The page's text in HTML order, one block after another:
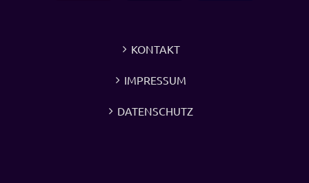
KONTAKT
IMPRESSUM
DATENSCHUTZ